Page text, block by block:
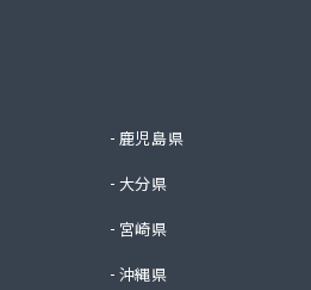
鹿児島県
大分県
宮崎県
沖縄県